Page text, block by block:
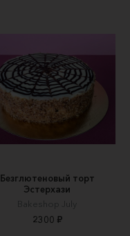
Безглютеновый торт
Эстерхази
Вakeshop July
2300 ₽